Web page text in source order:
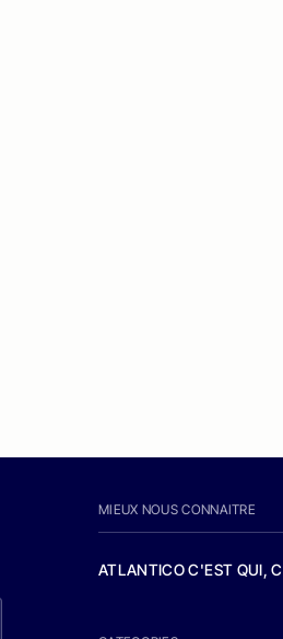
MIEUX NOUS CONNAITRE
ATLANTICO C'EST QUI,